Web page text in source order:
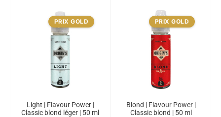
PRIX GOLD
Light | Flavour Power |
Classic blond léger | 50 ml
PRIX GOLD
Blond | Flavour Power |
Classic blond | 50 ml